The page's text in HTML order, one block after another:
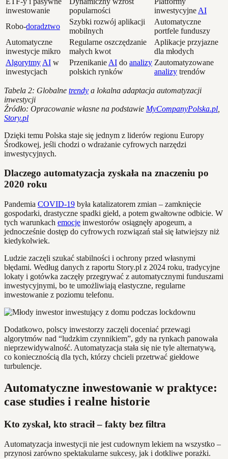
inwestowanie
popularności
inwestycyjne AI
Robo-doradztwo
Szybki rozwój aplikacji
mobilnych
Automatyczne
portfele funduszy
Automatyczne
inwestycje mikro
Regularne oszczędzanie
małych kwot
Aplikacje przyjazne
dla młodych
Algorytmy AI w
inwestycjach
Przenikanie AI do analizy
polskich rynków
Zautomatyzowane
analizy trendów
Tabela 2: Globalne trendy a lokalna adaptacja automatyzacji
inwestycji
Źródło: Opracowanie własne na podstawie MyCompanyPolska.pl
Story.pl
Dzięki temu Polska staje się jednym z liderów regionu Europy
Środkowej, jeśli chodzi o wdrażanie cyfrowych narzędzi
inwestycyjnych.
Dlaczego automatyzacja zyskała na znaczeniu po
2020 roku
Pandemia COVID-19 była katalizatorem zmian – zamknięcie
gospodarki, drastyczne spadki giełd, a potem gwałtowne odbicie. W
tych warunkach emocje inwestorów osiągnęły apogeum, a
jednocześnie dostęp do cyfrowych rozwiązań stał się łatwiejszy niż
kiedykolwiek.
Ludzie zaczęli szukać stabilności i ochrony przed własnymi
błędami. Według danych z raportu Story.pl z 2024 roku, tradycyjne
lokaty i gotówka zaczęły przegrywać z automatycznymi funduszami
inwestycyjnymi, bo te umożliwiają elastyczne, regularne
inwestowanie z poziomu telefonu.
Dodatkowo, polscy inwestorzy zaczęli doceniać przewagi
algorytmów nad “ludzkim czynnikiem”, gdy na rynkach panowała
nieprzewidywalność. Automatyzacja stała się nie tyle alternatywą,
co koniecznością dla tych, którzy chcieli przetrwać giełdowe
turbulencje.
Automatyczne inwestowanie w praktyce:
case studies i realne historie
Kto zyskał, kto stracił – fakty bez filtra
Automatyzacja inwestycji nie jest cudownym lekiem na wszystko –
przynosi zarówno spektakularne sukcesy, jak i dotkliwe porażki.